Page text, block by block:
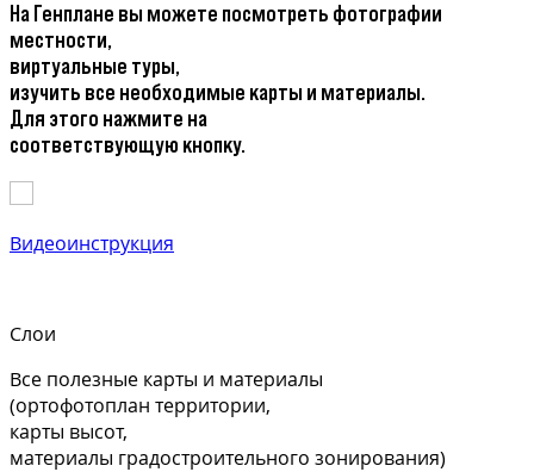
На Генплане вы можете посмотреть фотографии
местности,
виртуальные туры,
изучить все необходимые карты и материалы.
Для этого нажмите на
соответствующую кнопку.
Видеоинструкция
Слои
Все полезные карты и материалы
(ортофотоплан территории,
карты высот,
материалы градостроительного зонирования)